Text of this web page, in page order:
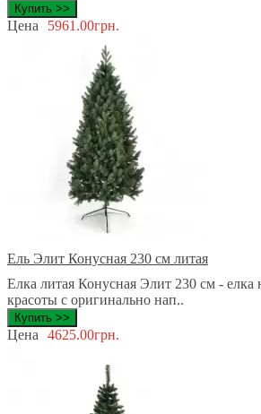
Купить >>
Цена 5961.00грн.
Ель Элит Конусная 230 см литая
Елка литая Конусная Элит 230 см - елка
красоты с оригинально нап..
Купить >>
Цена 4625.00грн.